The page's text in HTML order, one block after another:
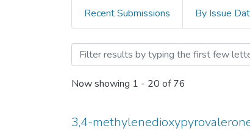
Recent Submissions By Issue
Browsing Проблеми
Now showing 1 - 20 of 76
3,4-